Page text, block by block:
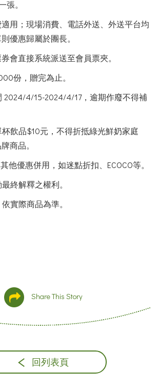
張。
用；現場消費、電話外送、外送平台均
優惠歸屬於團長。
會直接系統派送至會員票夾。
份，贈完為止。
2024/4/15-2024/4/17，逾期作廢不得補
飲品$10元，不得折抵綠光鮮奶家庭
商品。
他優惠併用，如迷點折扣、ECOCO等。
終解釋之權利。
實際商品為準。
Share This Story
回列表頁